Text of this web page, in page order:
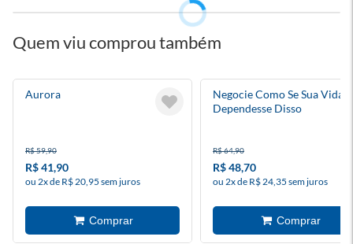
Quem viu comprou também
Aurora
R$ 59,90
R$ 41,90
ou 2x de R$ 20,95 sem juros
Negocie Como Se Sua Vida
Dependesse Disso
R$ 64,90
R$ 48,70
ou 2x de R$ 24,35 sem juros